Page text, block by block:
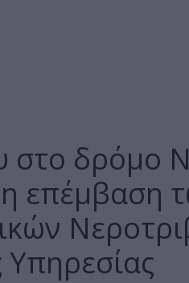
δρόμο
επέμβαση